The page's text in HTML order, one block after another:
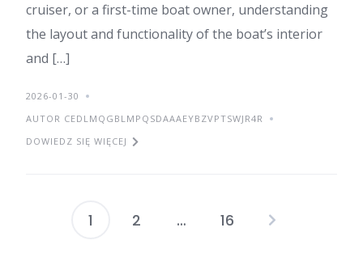
cruiser, or a first-time boat owner, understanding
the layout and functionality of the boat’s interior
and […]
2026-01-30
AUTOR CEDLMQGBLMPQSDAAAEYBZVPTSWJR4R
DOWIEDZ SIĘ WIĘCEJ
Stronicowanie
1 2 … 16